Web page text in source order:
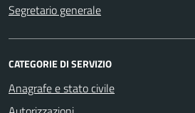
Segretario generale
CATEGORIE DI SERVIZIO
Anagrafe e stato civile